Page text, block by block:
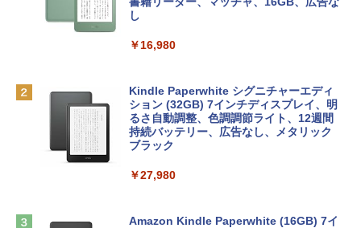
リ、256GB SSDストレージ、1080p Fac
tomtoc 360°保護 15.6 16インチ パソコ
ンケース Dell NEC Lavie ASUS HP dyna
book Lenovo対応
ン 15-fd 15.6インチ 16GBメモリ 512GB
定バーチャルアイテムを含む】 【オンラ
インゲームコード】 ロブロックス | オン
ラインコード版
￥3,200
インゲームコード】 ロブロックス |オン
￥1,292
非エンジニア 初心者 素人 でも安心 使い
めのAIコーディング入門シリーズ
し
￥16,980
Kindle Paperwhite シグニチャーエディ
ション (32GB) 7インチディスプレイ、明
るさ自動調整、色調調節ライト、12週間
持続バッテリー、広告なし、メタリック
ブラック
￥27,980
Amazon Kindle Paperwhite (16GB) 7イ